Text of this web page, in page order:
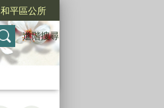
和平區公所
進階搜尋